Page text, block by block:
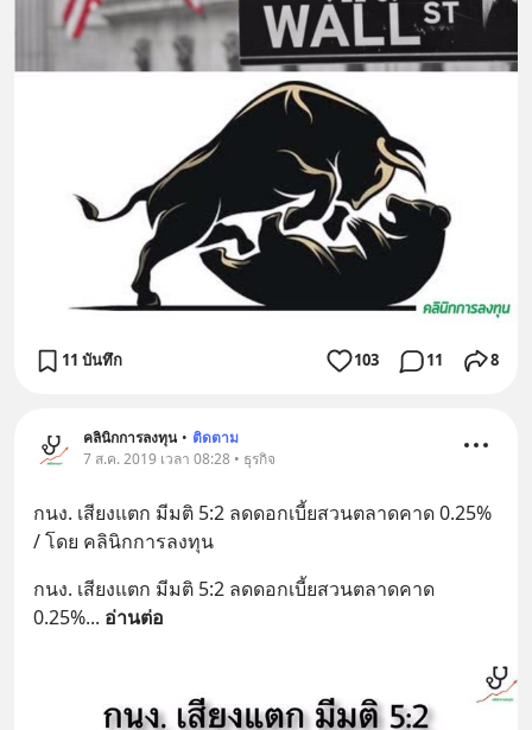
11 บันทึก 103 11 8
คลินิกการลงทุน • ติดตาม
7 ส.ค. 2019 เวลา 08:28 • ธุรกิจ
กนง. เสียงแตก มีมติ 5:2 ลดดอกเบี้ยสวนตลาดคาด 0.25%
/ โดย คลินิกการลงทุน
กนง. เสียงแตก มีมติ 5:2 ลดดอกเบี้ยสวนตลาดคาด
0.25%... อ่านต่อ